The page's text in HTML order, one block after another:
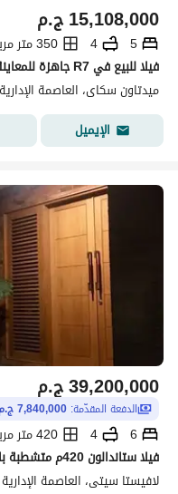
ج.م15,108,000
5
4
350 متر مربع
ميدتاون سكاى، العاصمة
الإيميل
ج.م39,200,000
الدفعة المقدّمة: 7,840,000 ج.م
6
4
420 متر مربع
لافيستا سيتى، العاصمة